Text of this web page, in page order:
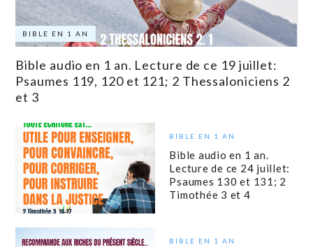
BIBLE EN 1 AN
Bible audio en 1 an. Lecture de ce 19 juillet:
Psaumes 119, 120 et 121; 2 Thessaloniciens 2
et 3
BIBLE EN 1 AN
Bible audio en 1 an.
Lecture de ce 24 juillet:
Psaumes 130 et 131; 2
Timothée 3 et 4
BIBLE EN 1 AN